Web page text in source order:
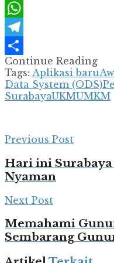
X
WhatsApp
Telegram
Share
Continue Reading
Tags: Aplikasi baru
Data System (ODS)
SurabayaUKMUMKM
Previous Post
Hari ini Surabaya
Nyaman
Next Post
Memahami
Sembarang